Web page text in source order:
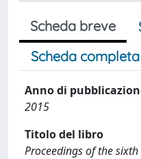
Scheda breve
Scheda
Anno di
2015
Titolo del libro
Proceedings of the